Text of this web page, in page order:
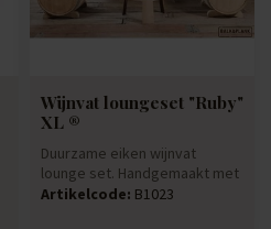
Wijnvat loungeset "Ruby"
XL ®
Duurzame eiken wijnvat
lounge set. Handgemaakt met
aandacht voor het
Artikelcode: B1023